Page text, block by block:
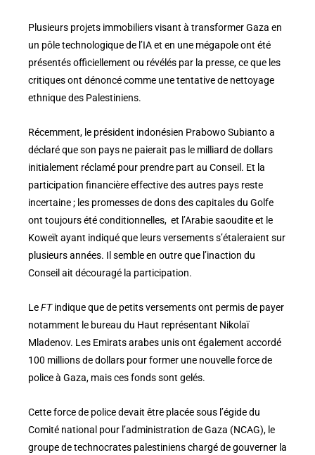
Plusieurs projets immobiliers visant à transformer Gaza en
un pôle technologique de l’IA et en une mégapole ont été
présentés officiellement ou révélés par la presse, ce que les
critiques ont dénoncé comme une tentative de nettoyage
ethnique des Palestiniens.
Récemment, le président indonésien Prabowo Subianto a
déclaré que son pays ne paierait pas le milliard de dollars
initialement réclamé pour prendre part au Conseil. Et la
participation financière effective des autres pays reste
incertaine ; les promesses de dons des capitales du Golfe
ont toujours été conditionnelles, et l’Arabie saoudite et le
Koweït ayant indiqué que leurs versements s’étaleraient sur
plusieurs années. Il semble en outre que l’inaction du
Conseil ait découragé la participation.
LeFTindique que de petits versements ont permis de payer
notamment le bureau du Haut représentant Nikolaï
Mladenov. Les Emirats arabes unis ont également accordé
100 millions de dollars pour former une nouvelle force de
police à Gaza, mais ces fonds sont gelés.
Cette force de police devait être placée sous l’égide du
Comité national pour l’administration de Gaza (NCAG), le
groupe de technocrates palestiniens chargé de gouverner la